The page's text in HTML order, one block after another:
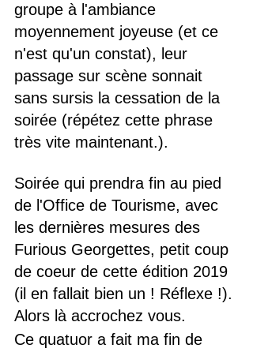
groupe à l'ambiance
moyennement joyeuse (et ce
n'est qu'un constat), leur
passage sur scène sonnait
sans sursis la cessation de la
soirée (répétez cette phrase
très vite maintenant.).
Soirée qui prendra fin au pied
de l'Office de Tourisme, avec
les dernières mesures des
Furious Georgettes, petit coup
de coeur de cette édition 2019
(il en fallait bien un ! Réflexe !).
Alors là accrochez vous.
Ce quatuor a fait ma fin de